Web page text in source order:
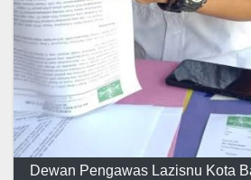
Dewan Pengawas Lazisnu Kota